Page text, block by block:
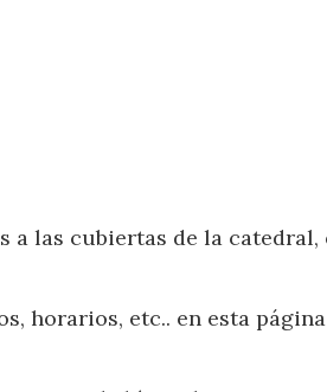
las cubiertas de la
horarios, etc.. en esta